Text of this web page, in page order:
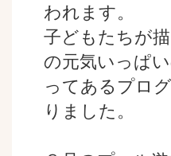
われます。
子どもたちが
の元気いっぱ
ってあるプロ
りました。